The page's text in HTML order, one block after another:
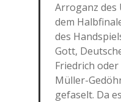
Arroganz des
dem
des
Gott,
Friedrich
Müller-
gefaselt. Da